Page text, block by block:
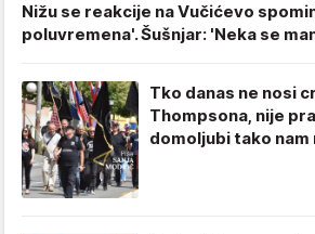
Nižu se reakcije na Vučićevo
poluvremena'. Šušnjar: 'Neka se
Tko danas ne nosi
Thompsona, nije
domoljubi tako